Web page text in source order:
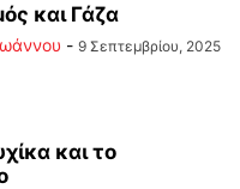
και Γάζα
- 9 Σεπτεμβρίου, 2025
και το